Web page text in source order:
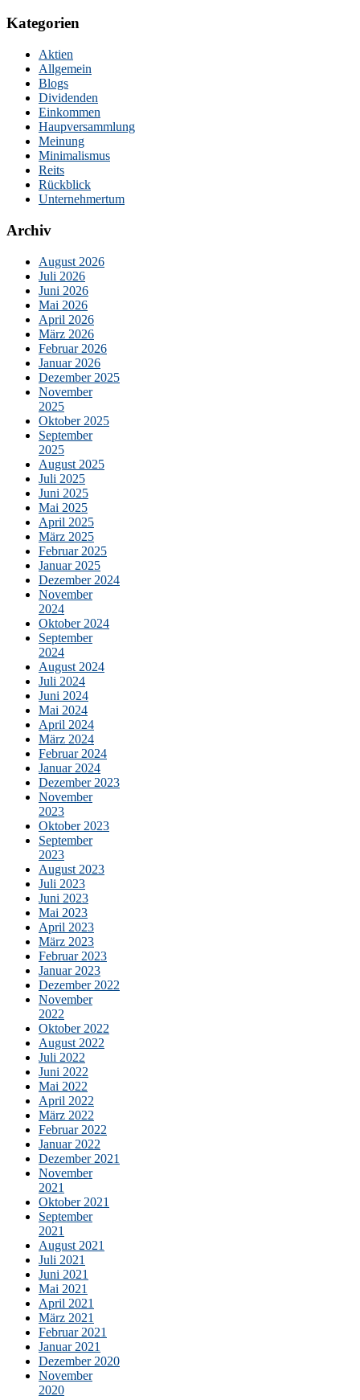
Kategorien
Aktien
Allgemein
Blogs
Dividenden
Einkommen
Haupversammlung
Meinung
Minimalismus
Reits
Rückblick
Unternehmertum
Archiv
August 2026
Juli 2026
Juni 2026
Mai 2026
April 2026
März 2026
Februar 2026
Januar 2026
Dezember 2025
November
2025
Oktober 2025
September
2025
August 2025
Juli 2025
Juni 2025
Mai 2025
April 2025
März 2025
Februar 2025
Januar 2025
Dezember 2024
November
2024
Oktober 2024
September
2024
August 2024
Juli 2024
Juni 2024
Mai 2024
April 2024
März 2024
Februar 2024
Januar 2024
Dezember 2023
November
2023
Oktober 2023
September
2023
August 2023
Juli 2023
Juni 2023
Mai 2023
April 2023
März 2023
Februar 2023
Januar 2023
Dezember 2022
November
2022
Oktober 2022
August 2022
Juli 2022
Juni 2022
Mai 2022
April 2022
März 2022
Februar 2022
Januar 2022
Dezember 2021
November
2021
Oktober 2021
September
2021
August 2021
Juli 2021
Juni 2021
Mai 2021
April 2021
März 2021
Februar 2021
Januar 2021
Dezember 2020
November
2020